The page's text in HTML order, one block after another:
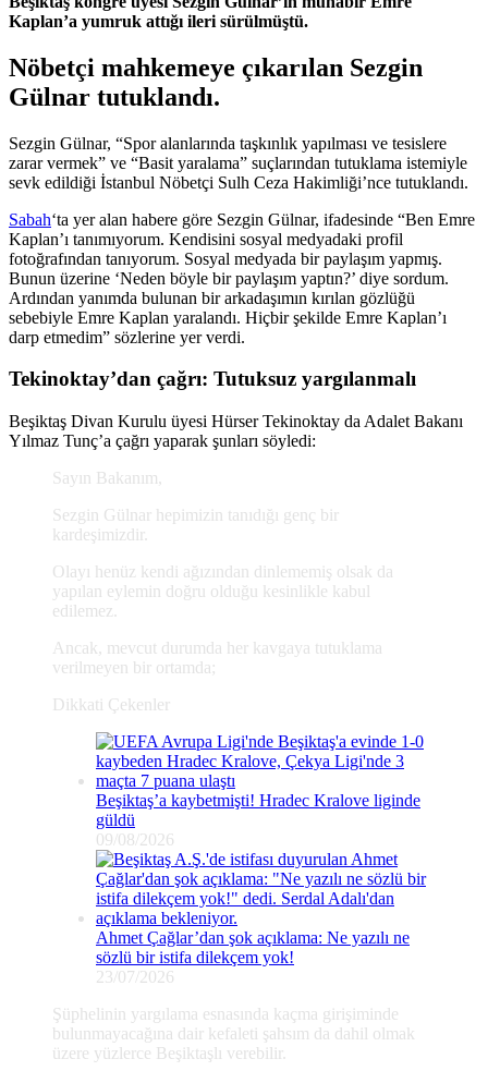
Kaplan’a yumruk attığı ileri sürülmüştü.
Nöbetçi mahkemeye çıkarılan Sezgin
Gülnar tutuklandı.
Sezgin Gülnar, “Spor alanlarında taşkınlık yapılması ve tesislere
zarar vermek” ve “Basit yaralama” suçlarından tutuklama istemiyle
sevk edildiği İstanbul Nöbetçi Sulh Ceza Hakimliği’nce tutuklandı.
Sabah‘ta yer alan habere göre Sezgin Gülnar, ifadesinde “Ben Emre
Kaplan’ı tanımıyorum. Kendisini sosyal medyadaki profil
fotoğrafından tanıyorum. Sosyal medyada bir paylaşım yapmış.
Bunun üzerine ‘Neden böyle bir paylaşım yaptın?’ diye sordum.
Ardından yanımda bulunan bir arkadaşımın kırılan gözlüğü
sebebiyle Emre Kaplan yaralandı. Hiçbir şekilde Emre Kaplan’ı
darp etmedim” sözlerine yer verdi.
Tekinoktay’dan çağrı: Tutuksuz yargılanmalı
Beşiktaş Divan Kurulu üyesi Hürser Tekinoktay da Adalet Bakanı
Yılmaz Tunç’a çağrı yaparak şunları söyledi:
Sayın Bakanım,
Sezgin Gülnar hepimizin tanıdığı genç bir
kardeşimizdir.
Olayı henüz kendi ağızından dinlememiş olsak da
yapılan eylemin doğru olduğu kesinlikle kabul
edilemez.
Ancak, mevcut durumda her kavgaya tutuklama
verilmeyen bir ortamda;
Dikkati Çekenler
Beşiktaş’a kaybetmişti! Hradec Kralove liginde
güldü
09/08/2026
Ahmet Çağlar’dan şok açıklama: Ne yazılı ne
sözlü bir istifa dilekçem yok!
23/07/2026
Şüphelinin yargılama esnasında kaçma girişiminde
bulunmayacağına dair kefaleti şahsım da dahil olmak
üzere yüzlerce Beşiktaşlı verebilir.